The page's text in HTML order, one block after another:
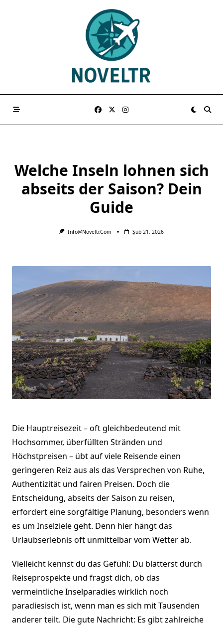
Welche Inseln lohnen sich
abseits der Saison? Dein
Guide
Info@noveltr.com Şub 21, 2026
Die Hauptreisezeit – oft gleichbedeutend mit
Hochsommer, überfüllten Stränden und
Höchstpreisen – übt auf viele Reisende einen
geringeren Reiz aus als das Versprechen von Ruhe,
Authentizität und fairen Preisen. Doch die
Entscheidung, abseits der Saison zu reisen,
erfordert eine sorgfältige Planung, besonders wenn
es um Inselziele geht. Denn hier hängt das
Urlaubserlebnis oft unmittelbar vom Wetter ab.
Vielleicht kennst du das Gefühl: Du blätterst durch
Reiseprospekte und fragst dich, ob das
vermeintliche Inselparadies wirklich noch
paradiesisch ist, wenn man es sich mit Tausenden
anderer teilt. Die gute Nachricht: Es gibt zahlreiche